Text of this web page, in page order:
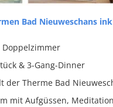
Bad Nieuweschans
& 3-Gang-Dinner
der Therme Bad
mit Aufgüssen,